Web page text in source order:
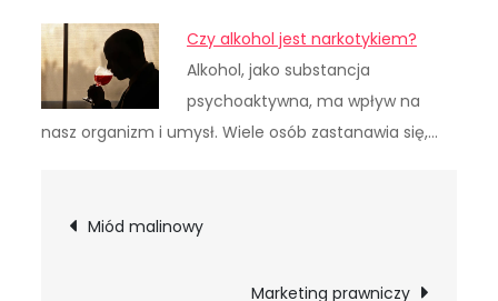
Czy alkohol jest narkotykiem?
Alkohol, jako substancja
psychoaktywna, ma wpływ na
nasz organizm i umysł. Wiele osób zastanawia się,…
Nawigacja
Miód malinowy
Marketing prawniczy